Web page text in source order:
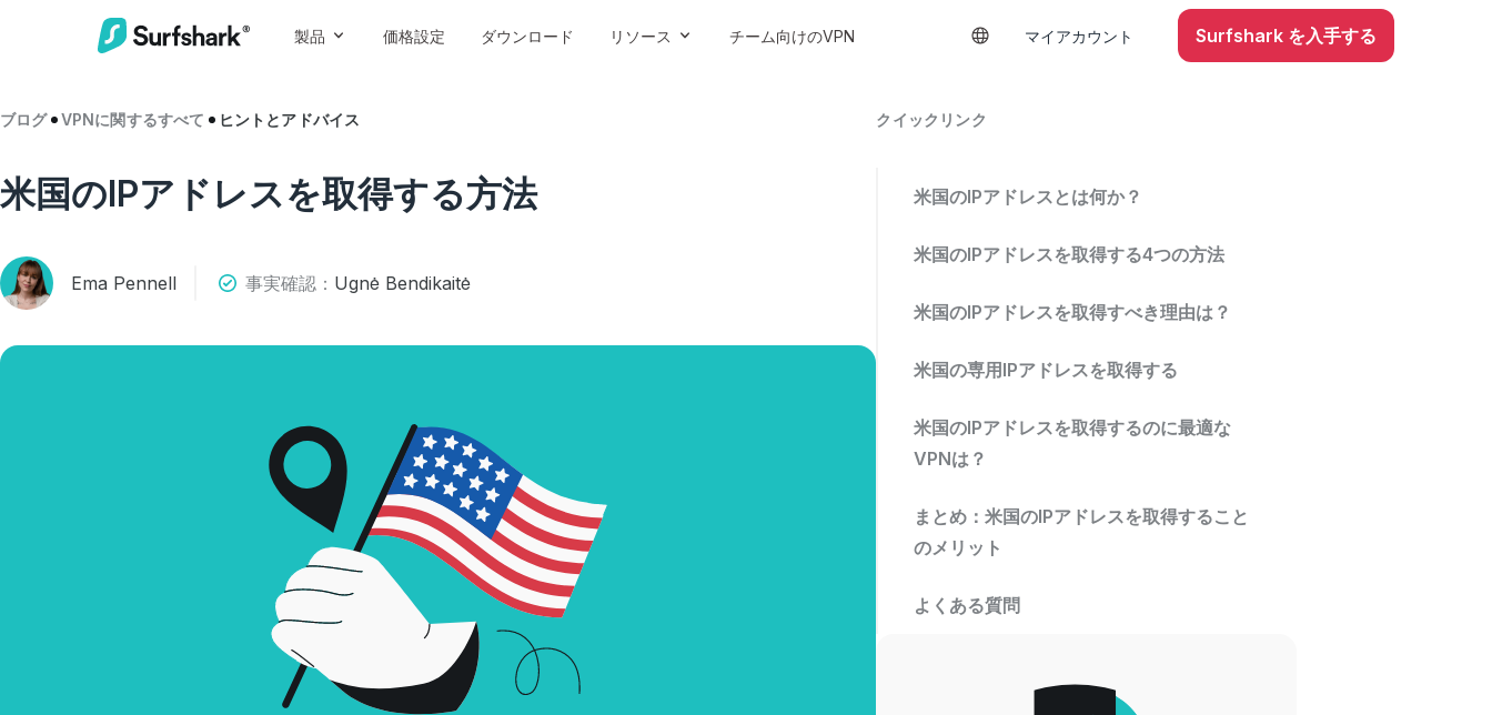
製品 価格設定 ダウンロード リソース チーム向けのVPN マイアカウント Surfshark を入手する
ブログ VPNに関するすべて ヒントとアドバイス
米国のIPアドレスを取得する方法
Ema Pennell 事実確認： Ugnė Bendikaitė
クイックリンク
米国のIPアドレスとは何か？
米国のIPアドレスを取得する4つの方法
米国のIPアドレスを取得すべき理由は？
米国の専用IPアドレスを取得する
米国のIPアドレスを取得するのに最適な
VPNは？
まとめ：米国のIPアドレスを取得すること
のメリット
よくある質問